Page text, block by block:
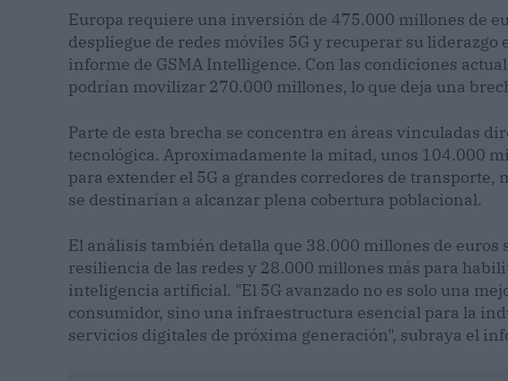
Europa requiere una inversión de 475.000 millones de
despliegue de redes móviles 5G y recuperar su
informe de GSMA Intelligence. Con las condiciones
podrían movilizar 270.000 millones, lo que deja una
Parte de esta brecha se concentra en áreas vinculadas
tecnológica. Aproximadamente la mitad, unos 104.000
para extender el 5G a grandes corredores de
se destinarían a alcanzar plena cobertura poblacional.
El análisis también detalla que 38.000 millones de euros
resiliencia de las redes y 28.000 millones más para
inteligencia artificial. "El 5G avanzado no es solo una
consumidor, sino una infraestructura esencial para la
servicios digitales de próxima generación", subraya el